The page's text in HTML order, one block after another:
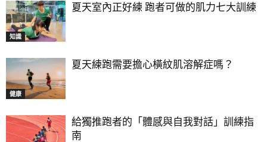
知識
夏天室內正好練 跑者可做的肌力七大訓練
健康
夏天練跑需要擔心橫紋肌溶解症嗎？
給獨推跑者的「體感與自我對話」訓練指
南